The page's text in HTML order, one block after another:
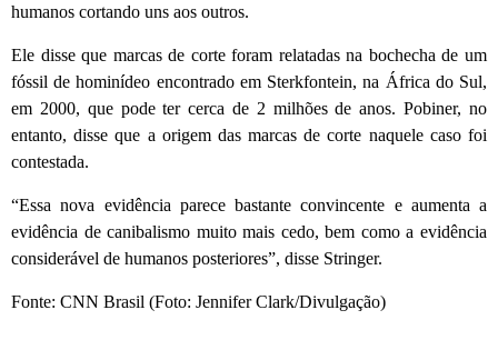
humanos cortando uns aos outros.
Ele disse que marcas de corte foram relatadas na bochecha de um
fóssil de hominídeo encontrado em Sterkfontein, na África do Sul,
em 2000, que pode ter cerca de 2 milhões de anos. Pobiner, no
entanto, disse que a origem das marcas de corte naquele caso foi
contestada.
“Essa nova evidência parece bastante convincente e aumenta a
evidência de canibalismo muito mais cedo, bem como a evidência
considerável de humanos posteriores”, disse Stringer.
Fonte: CNN Brasil (Foto: Jennifer Clark/Divulgação)